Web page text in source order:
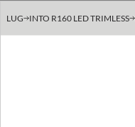
LUG INTO R160 LED TRIMLESS